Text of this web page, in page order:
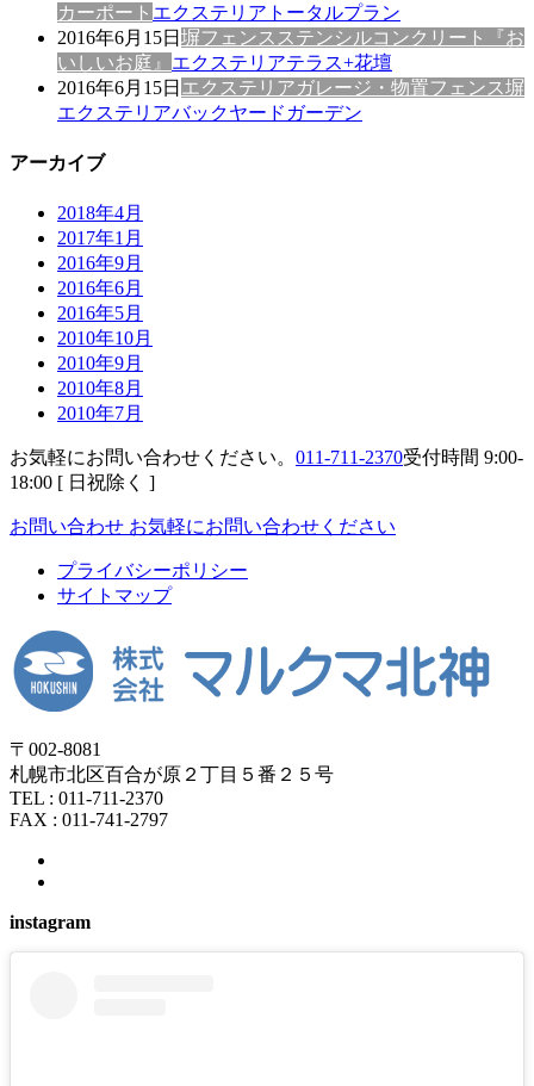
カーポート エクステリアトータルプラン
2016年6月15日 塀フェンス ステンシルコンクリート
『お
いしいお庭』 エクステリアテラス+花壇
2016年6月15日 エクステリアガレージ・物置フェンス塀
エクステリアバックヤードガーデン
アーカイブ
2018年4月
2017年1月
2016年9月
2016年6月
2016年5月
2010年10月
2010年9月
2010年8月
2010年7月
お気軽にお問い合わせください。 011-711-2370受付時間 9:00-
18:00 [ 日祝除く ]
お問い合わせ お気軽にお問い合わせください
プライバシーポリシー
サイトマップ
〒002-8081
札幌市北区百合が原２丁目５番２５号
TEL : 011-711-2370
FAX : 011-741-2797
instagram